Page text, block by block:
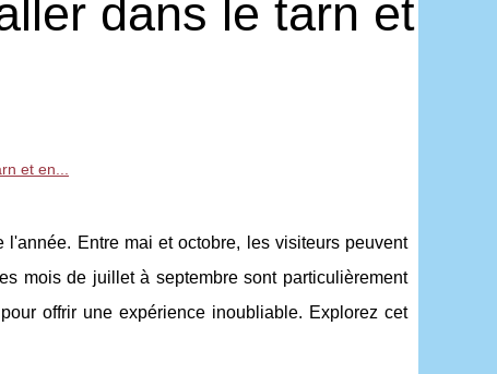
dans le tarn et
et en...
Entre mai et octobre, les visiteurs peuvent
mois de juillet à septembre sont particulièrement
offrir une expérience inoubliable. Explorez cet